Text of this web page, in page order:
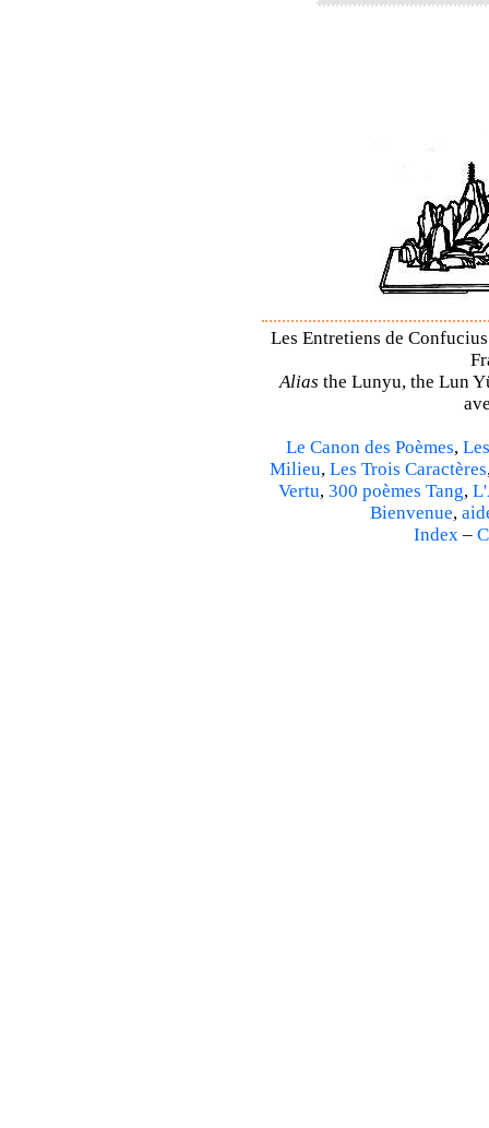
Les Entretiens de
Alias the Lunyu, the Lun
Le Canon des Poèmes,
Milieu, Les Trois Caractères
Vertu, 300 poèmes Tang,
Bienvenue,
Index –